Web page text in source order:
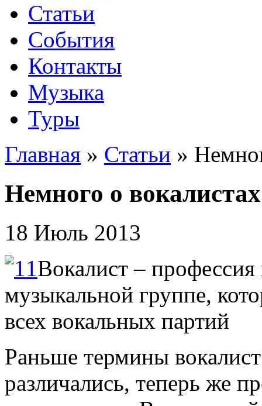
Статьи
События
Контакты
Музыка
Туры
Главная » Статьи »
Немного о вокалистах
18 Июль 2013
Вокалист –
музыкальной группе,
всех вокальных партий
Раньше термины
различались, теперь же